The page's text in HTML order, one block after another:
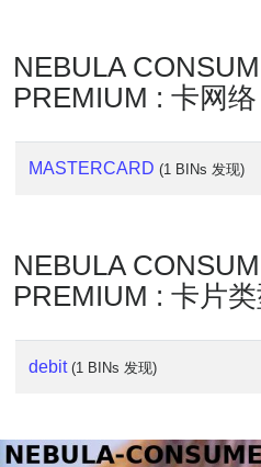
Checker
/
NEBULA
PREMIUM : 卡网络
MASTERCARD (1 BINs 发现)
NEBULA
PREMIUM : 卡片类
debit (1 BINs 发现)